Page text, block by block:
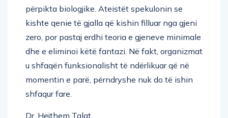
përpikta biologjike. Ateistët spekulonin se
kishte qenie të gjalla që kishin filluar nga gjeni
zero, por pastaj erdhi teoria e gjeneve minimale
dhe e eliminoi këtë fantazi. Në fakt, organizmat
u shfaqën funksionalisht të ndërlikuar që në
momentin e parë, përndryshe nuk do të ishin
shfaqur fare.
Dr. Hejthem Talat